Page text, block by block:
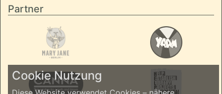
Partner
Cookie Nutzung